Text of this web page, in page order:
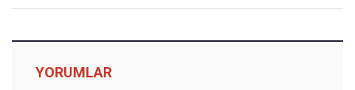
YORUMLAR